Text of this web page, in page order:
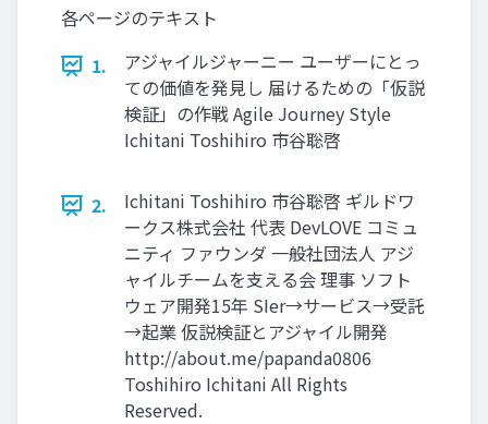
各ページのテキスト
1.
アジャイルジャーニー ユーザーにとっ
ての価値を発⾒し 届けるための「仮説
検証」の作戦 Agile Journey Style
Ichitani Toshihiro 市⾕聡啓
2.
Ichitani Toshihiro 市⾕聡啓 ギルドワ
ークス株式会社 代表 DevLOVE コミュ
ニティ ファウンダ ⼀般社団法⼈ アジ
ャイルチームを⽀える会 理事 ソフト
ウェア開発15年 SIer→サービス→受託
→起業 仮説検証とアジャイル開発
http://about.me/papanda0806
Toshihiro Ichitani All Rights
Reserved.